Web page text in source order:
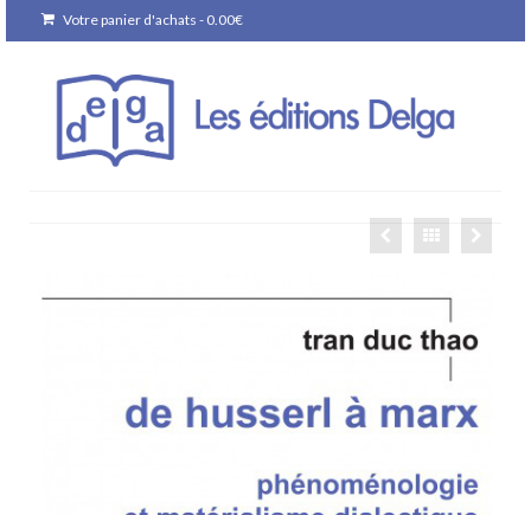
Votre panier d'achats - 0.00€